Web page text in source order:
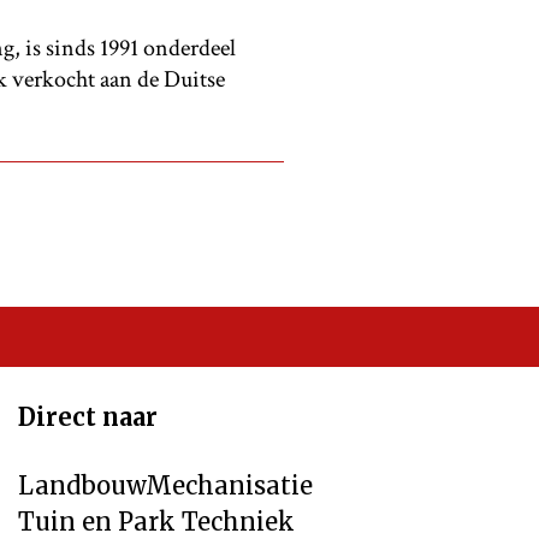
is sinds 1991 onderdeel
verkocht aan de Duitse
Direct naar
LandbouwMechanisatie
Tuin en Park Techniek